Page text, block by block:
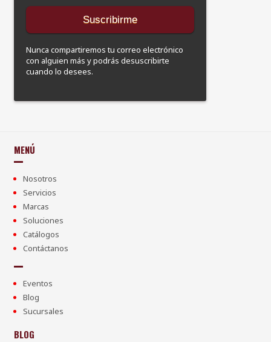
Nunca compartiremos tu correo electrónico
con alguien más y podrás desuscribirte
cuando lo desees.
MENÚ
Nosotros
Servicios
Marcas
Soluciones
Catálogos
Contáctanos
Eventos
Blog
Sucursales
BLOG